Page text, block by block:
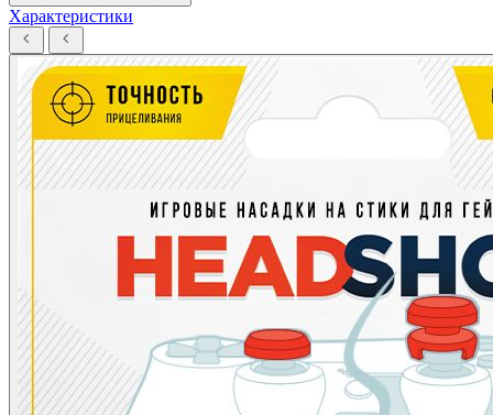
Характеристики